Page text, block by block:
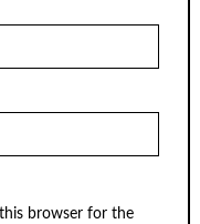
browser for the